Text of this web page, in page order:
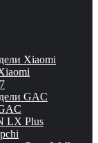
Xiaomi
GAC
LX Plus